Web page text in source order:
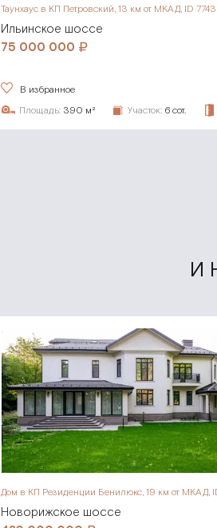
Таунхаус в КП Петровский,13 км от МКАД, ID 7743
Ильинское шоссе
75 000 000
В избранное
Площадь: 390 м² Участок: 6 сот.
И
Дом в КП Резиденции Бенилюкс,19 км от МКАД,
Новорижское шоссе